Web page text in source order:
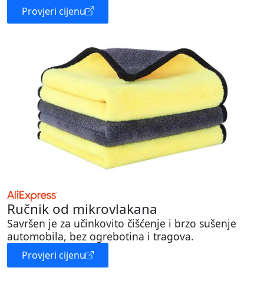
Provjeri cijenu
Ručnik od mikrovlakana
Savršen je za učinkovito čišćenje i brzo sušenje
automobila, bez ogrebotina i tragova.
Provjeri cijenu